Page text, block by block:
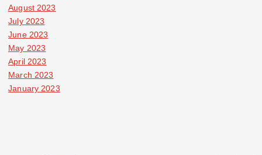
August 2023
July 2023
June 2023
May 2023
April 2023
March 2023
January 2023